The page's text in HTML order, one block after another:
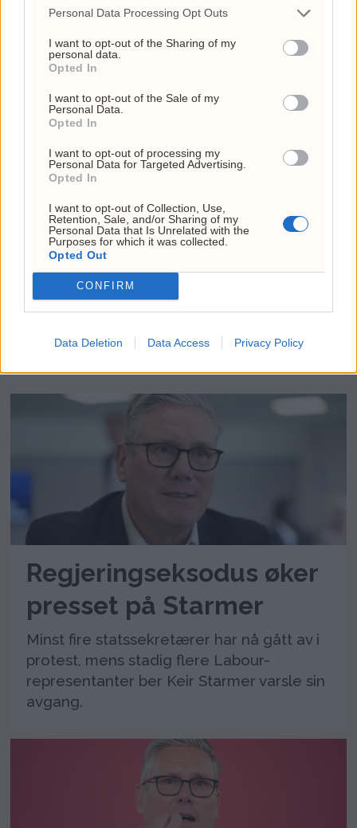
Personal Data Processing Opt Outs
I want to opt-out of the Sharing of my
personal data.
Opted In
I want to opt-out of the Sale of my
Personal Data.
Opted In
I want to opt-out of processing my
Personal Data for Targeted Advertising.
Opted In
I want to opt-out of Collection, Use,
Retention, Sale, and/or Sharing of my
Personal Data that Is Unrelated with the
Purposes for which it was collected.
Opted Out
CONFIRM
Data Deletion Data Access Privacy Policy
kommer ikke med
tidsplan for egen avgang
Statsminister Keir Starmer vil ikke lage
noen tidsplan for når han går av, sier
Storbritannias visestatsminister David
Regjeringseksodus øker
presset på Starmer
Minst fire statssekretærer har nå gått av i
protest, mens stadig flere Labour-
representanter ber Keir Starmer varsle sin
avgang.